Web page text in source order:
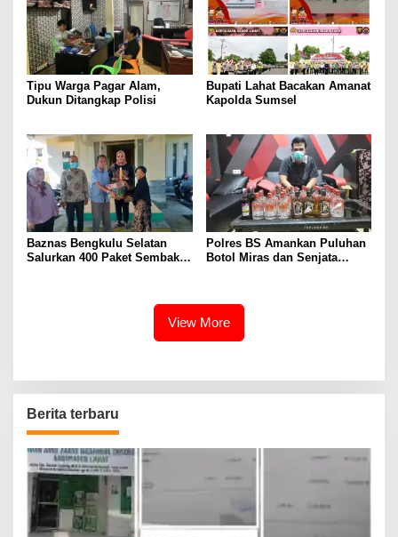
Tipu Warga Pagar Alam,
Dukun Ditangkap Polisi
Bupati Lahat Bacakan Amanat
Kapolda Sumsel
Baznas Bengkulu Selatan
Salurkan 400 Paket Sembako
Polres BS Amankan Puluhan
Botol Miras dan Senjata
View More
Berita terbaru